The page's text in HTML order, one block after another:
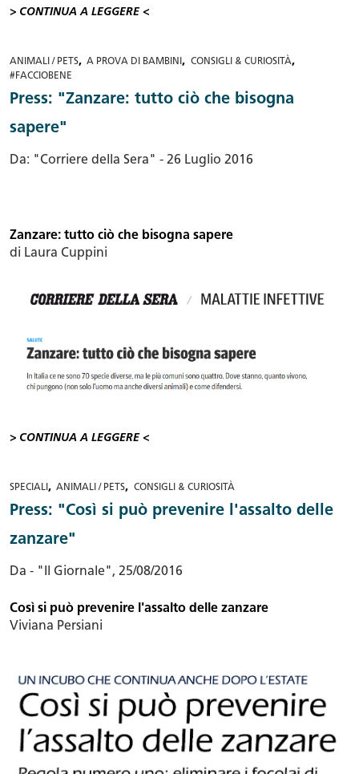
> CONTINUA A LEGGERE <
ANIMALI / PETS,A PROVA DI BAMBINI , CONSIGLI & CURIOSITÀ,
#FACCIOBENE
Press: "Zanzare: tutto ciò che bisogna
sapere"
Da: "Corriere della Sera" - 26 Luglio 2016
Zanzare: tutto ciò che bisogna sapere
di Laura Cuppini
> CONTINUA A LEGGERE <
SPECIALI ,ANIMALI / PETS, CONSIGLI & CURIOSITÀ
Press: "Così si può prevenire l'assalto delle
zanzare"
Da - "Il Giornale", 25/08/2016
Così si può prevenire l'assalto delle zanzare
Viviana Persiani